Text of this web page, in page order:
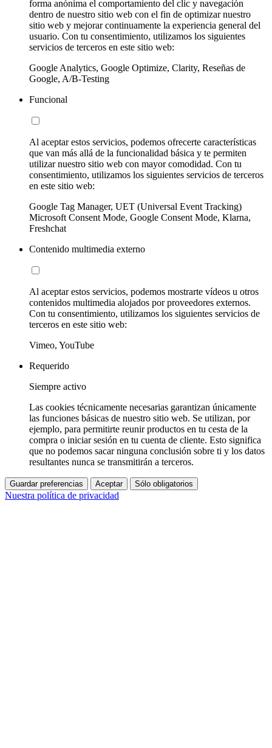
forma anónima el comportamiento del clic y navegación
dentro de nuestro sitio web con el fin de optimizar nuestro
sitio web y mejorar continuamente la experiencia general del
usuario. Con tu consentimiento, utilizamos los siguientes
servicios de terceros en este sitio web:
Google Analytics, Google Optimize, Clarity, Reseñas de
Google, A/B-Testing
Funcional
Al aceptar estos servicios, podemos ofrecerte características
que van más allá de la funcionalidad básica y te permiten
utilizar nuestro sitio web con mayor comodidad. Con tu
consentimiento, utilizamos los siguientes servicios de terceros
en este sitio web:
Google Tag Manager, UET (Universal Event Tracking)
Microsoft Consent Mode, Google Consent Mode, Klarna,
Freshchat
Contenido multimedia externo
Al aceptar estos servicios, podemos mostrarte vídeos u otros
contenidos multimedia alojados por proveedores externos.
Con tu consentimiento, utilizamos los siguientes servicios de
terceros en este sitio web:
Vimeo, YouTube
Requerido
Siempre activo
Las cookies técnicamente necesarias garantizan únicamente
las funciones básicas de nuestro sitio web. Se utilizan, por
ejemplo, para permitirte reunir productos en tu cesta de la
compra o iniciar sesión en tu cuenta de cliente. Esto significa
que no podemos sacar ninguna conclusión sobre ti y los datos
resultantes nunca se transmitirán a terceros.
Guardar preferencias Aceptar Sólo obligatorios
Nuestra política de privacidad